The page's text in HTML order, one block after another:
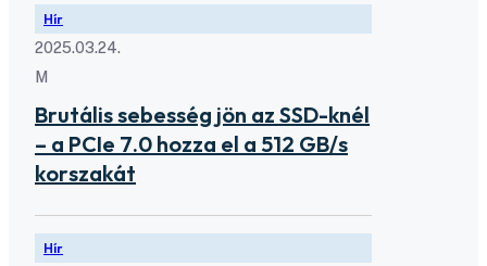
Hír
2025.03.24.
M
Brutális sebesség jön az SSD-knél
– a PCIe 7.0 hozza el a 512 GB/s
korszakát
Hír